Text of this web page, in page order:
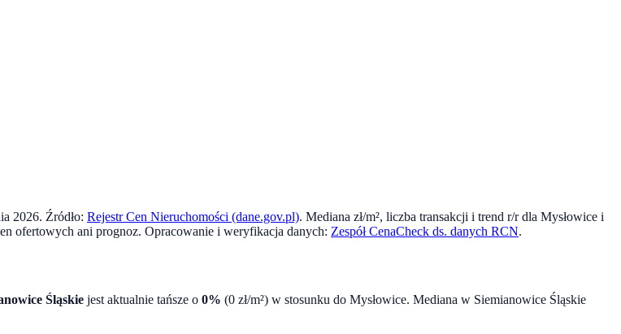
2026. Źródło: Rejestr Cen Nieruchomości (dane.gov.pl). Mediana zł/m², liczba transakcji i trend r/r dla Mysłowice i
ofertowych ani prognoz. Opracowanie i weryfikacja danych: Zespół CenaCheck ds. danych RCN.
Śląskie jest aktualnie tańsze o 0% (0 zł/m²) w stosunku do Mysłowice. Mediana w Siemianowice Śląskie